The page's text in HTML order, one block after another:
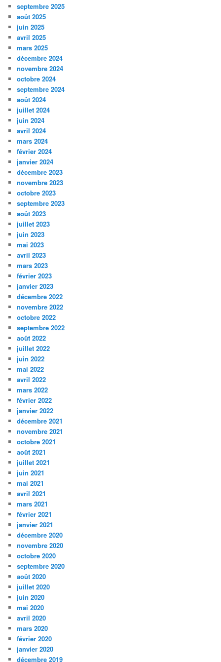
septembre 2025
août 2025
juin 2025
avril 2025
mars 2025
décembre 2024
novembre 2024
octobre 2024
septembre 2024
août 2024
juillet 2024
juin 2024
avril 2024
mars 2024
février 2024
janvier 2024
décembre 2023
novembre 2023
octobre 2023
septembre 2023
août 2023
juillet 2023
juin 2023
mai 2023
avril 2023
mars 2023
février 2023
janvier 2023
décembre 2022
novembre 2022
octobre 2022
septembre 2022
août 2022
juillet 2022
juin 2022
mai 2022
avril 2022
mars 2022
février 2022
janvier 2022
décembre 2021
novembre 2021
octobre 2021
août 2021
juillet 2021
juin 2021
mai 2021
avril 2021
mars 2021
février 2021
janvier 2021
décembre 2020
novembre 2020
octobre 2020
septembre 2020
août 2020
juillet 2020
juin 2020
mai 2020
avril 2020
mars 2020
février 2020
janvier 2020
décembre 2019